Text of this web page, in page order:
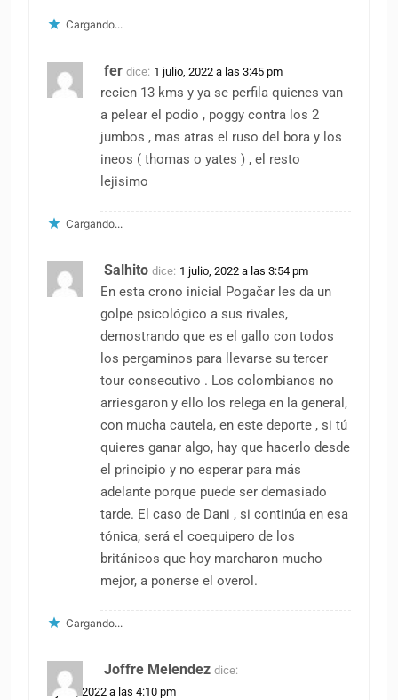
Cargando...
fer dice: 1 julio, 2022 a las 3:45 pm
recien 13 kms y ya se perfila quienes van
a pelear el podio , poggy contra los 2
jumbos , mas atras el ruso del bora y los
ineos ( thomas o yates ) , el resto
lejisimo
Cargando...
Salhito dice: 1 julio, 2022 a las 3:54 pm
En esta crono inicial Pogačar les da un
golpe psicológico a sus rivales,
demostrando que es el gallo con todos
los pergaminos para llevarse su tercer
tour consecutivo . Los colombianos no
arriesgaron y ello los relega en la general,
con mucha cautela, en este deporte , si tú
quieres ganar algo, hay que hacerlo desde
el principio y no esperar para más
adelante porque puede ser demasiado
tarde. El caso de Dani , si continúa en esa
tónica, será el coequipero de los
británicos que hoy marcharon mucho
mejor, a ponerse el overol.
Cargando...
Joffre Melendez dice:
1 julio, 2022 a las 4:10 pm